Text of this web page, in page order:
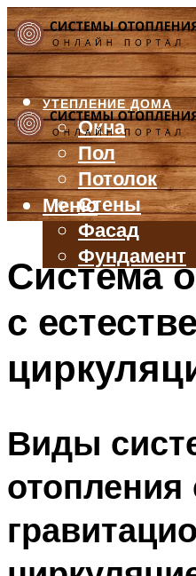
УТЕПЛЕНИЕ ДОМА
Окна
Пол
Потолок
Стены
Фасад
Фундамент
БАЛКОН И ЛОДЖИЯ
ВЕНТИЛЯЦИЯ
ТРУБЫ
Меню
Система
с
Виды
отопления